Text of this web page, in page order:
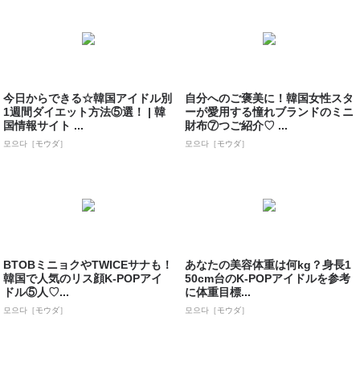
今日からできる☆韓国アイドル別
1週間ダイエット方法⑤選！ | 韓
国情報サイト ...
모으다［モウダ］
自分へのご褒美に！韓国女性スタ
ーが愛用する憧れブランドのミニ
財布⑦つご紹介♡ ...
모으다［モウダ］
BTOBミニョクやTWICEサナも！
韓国で人気のリス顔K-POPアイ
ドル⑤人♡...
모으다［モウダ］
あなたの美容体重は何kg？身長1
50cm台のK-POPアイドルを参考
に体重目標...
모으다［モウダ］